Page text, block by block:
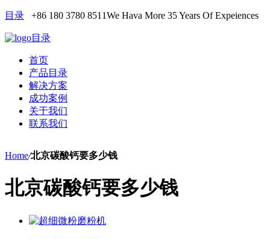
目录 +86 180 3780 8511We Hava More 35 Years Of Expeiences
目录
首页
产品目录
解决方案
成功案例
关于我们
联系我们
Home/北京碳酸钙要多少钱
北京碳酸钙要多少钱